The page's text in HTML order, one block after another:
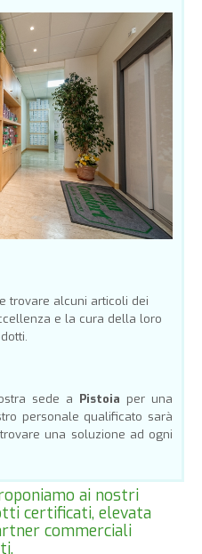
trovare alcuni articoli dei
e la cura della loro
sede a Pistoia per una
personale qualificato sarà
una soluzione ad ogni
ai nostri
certificati, elevata
commerciali